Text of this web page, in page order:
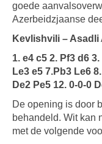
goede
Azerbeidzjaanse
Kevlishvili – Asadli
1. e4 c5 2. Pf3 d6
Le3 e5 7.Pb3 Le6
De2 Pe5 12. 0-0-0
De opening is door
behandeld. Wit kan
met de volgende